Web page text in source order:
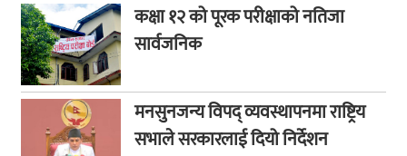
कक्षा १२ को पूरक परीक्षाको नतिजा
सार्वजनिक
मनसुनजन्य विपद् व्यवस्थापनमा राष्ट्रिय
सभाले सरकारलाई दियो निर्देशन